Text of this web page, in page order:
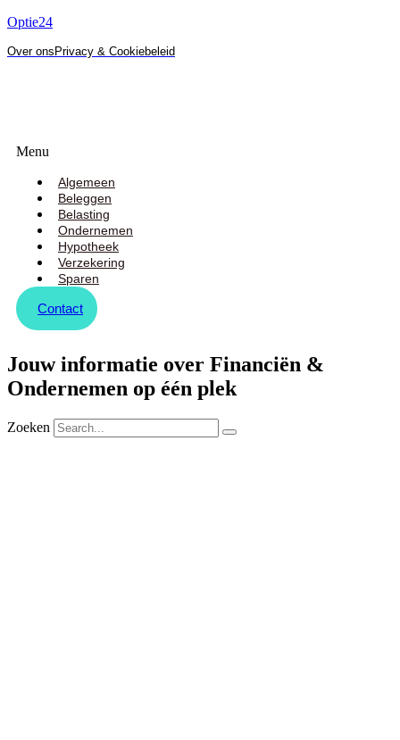
Optie24
Over ons Privacy & Cookiebeleid
Menu
Algemeen
Beleggen
Belasting
Ondernemen
Hypotheek
Verzekering
Sparen
Contact
Jouw informatie over Financiën &
Ondernemen op één plek
Zoeken